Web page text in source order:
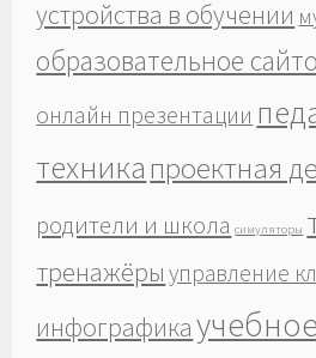
устройства в обучении
образовательное
онлайн презентации
техника проектная
родители и школа симуляторы
тренажёры управление
инфографика